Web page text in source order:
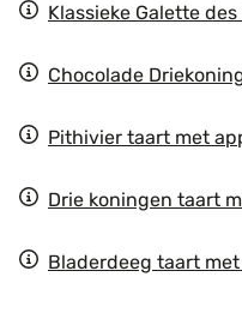
Klassieke Galette
Chocolade
Pithivier taart met
Drie koningen taart
Bladerdeeg taart